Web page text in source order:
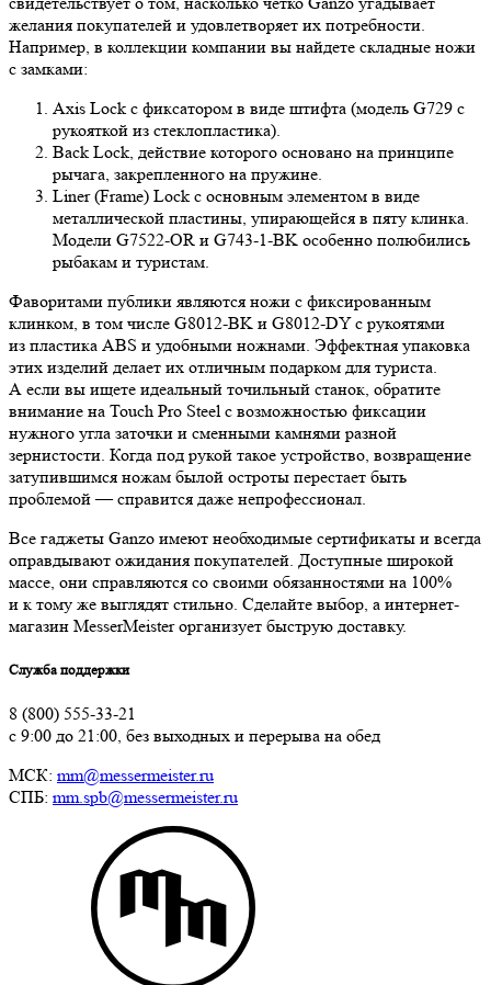
желания покупателей и удовлетворяет их потребности.
Например, в коллекции компании вы найдете складные ножи
с замками:
Axis Lock с фиксатором в виде штифта (модель G729 с
рукояткой из стеклопластика).
Back Lock, действие которого основано на принципе
рычага, закрепленного на пружине.
Liner (Frame) Lock с основным элементом в виде
металлической пластины, упирающейся в пяту клинка.
Модели G7522-OR и G743-1-BK особенно полюбились
рыбакам и туристам.
Фаворитами публики являются ножи с фиксированным
клинком, в том числе G8012-BK и G8012-DY с рукоятями
из пластика ABS и удобными ножнами. Эффектная упаковка
этих изделий делает их отличным подарком для туриста.
А если вы ищете идеальный точильный станок, обратите
внимание на Touch Pro Steel с возможностью фиксации
нужного угла заточки и сменными камнями разной
зернистости. Когда под рукой такое устройство, возвращение
затупившимся ножам былой остроты перестает быть
проблемой — справится даже непрофессионал.
Все гаджеты Ganzo имеют необходимые сертификаты и всегда
оправдывают ожидания покупателей. Доступные широкой
массе, они справляются со своими обязанностями на 100%
и к тому же выглядят стильно. Сделайте выбор, а интернет-
магазин MesserMeister организует быструю доставку.
Служба поддержки
8 (800) 555-33-21
с 9:00 до 21:00, без выходных и перерыва на обед
МСК: mm@messermeister.ru
СПБ: mm.spb@messermeister.ru